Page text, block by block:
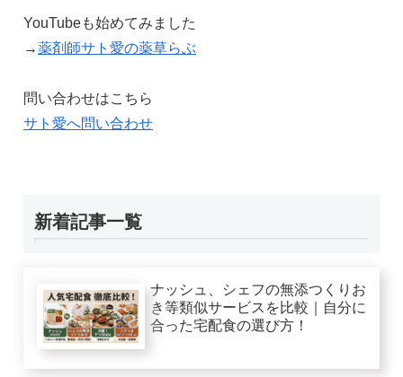
YouTubeも始めてみました
→薬剤師サト愛の薬草らぶ
問い合わせはこちら
サト愛へ問い合わせ
新着記事一覧
ナッシュ、シェフの無添つくりお
き等類似サービスを比較｜自分に
合った宅配食の選び方！